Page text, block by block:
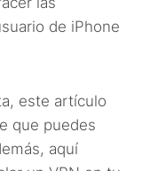
de iPhone
este artículo
que puedes
aquí